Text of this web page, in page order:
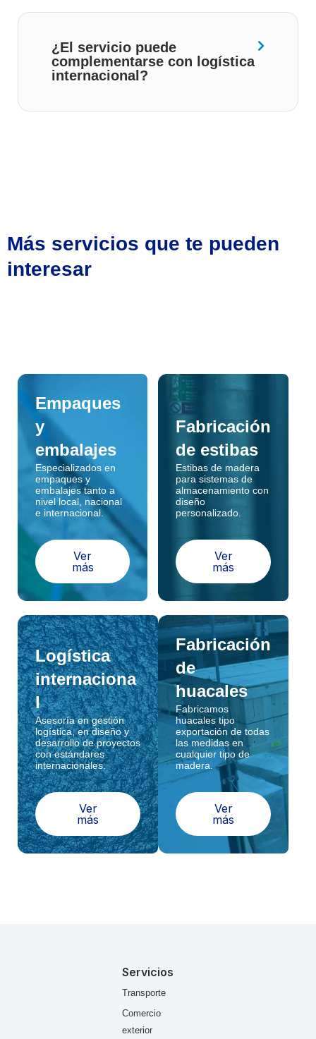
¿El servicio puede
complementarse con logística
internacional?
Más servicios que te pueden
interesar
Empaques
y
embalajes
Especializados en
empaques y
embalajes tanto a
nivel local, nacional
e internacional.
Ver
más
Fabricación
de estibas
Estibas de madera
para sistemas de
almacenamiento con
diseño
personalizado.
Ver
más
Logística
internaciona
l
Asesoría en gestión
logística, en diseño y
desarrollo de proyectos
con estándares
internacionales.
Ver
más
Fabricación
de
huacales
Fabricamos
huacales tipo
exportación de todas
las medidas en
cualquier tipo de
madera.
Ver
más
Servicios
Transporte
Comercio
exterior